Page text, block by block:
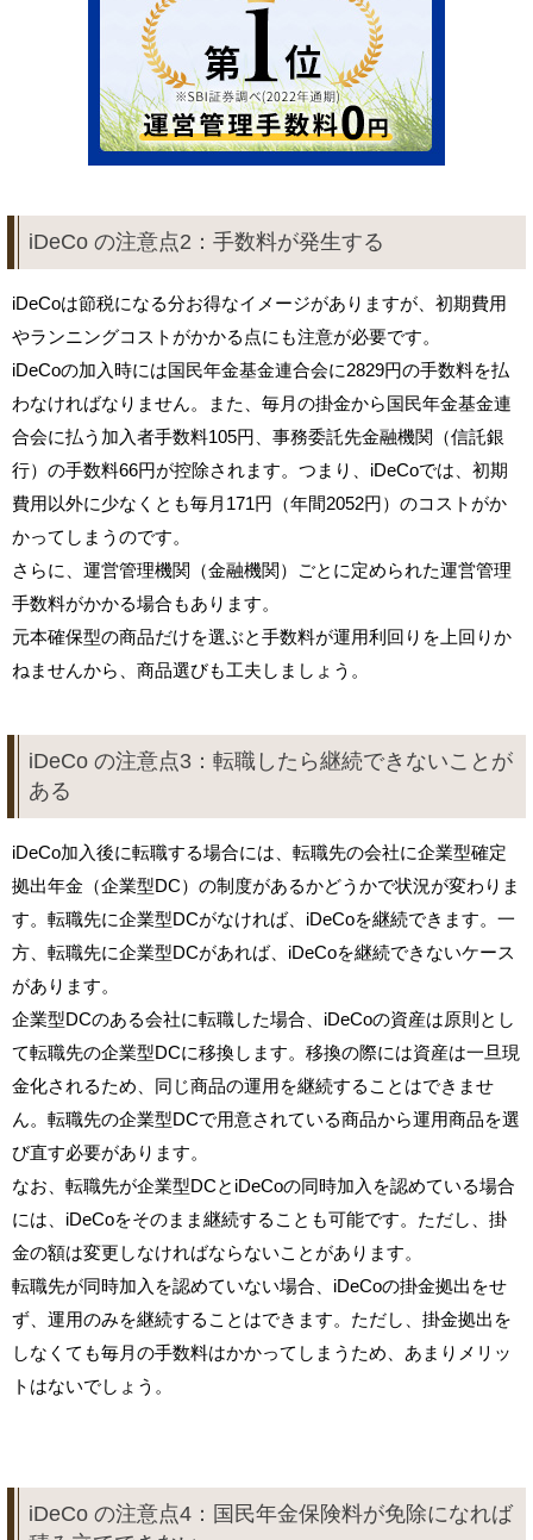
iDeCo の注意点2：手数料が発生する
iDeCoは節税になる分お得なイメージがありますが、初期費用
やランニングコストがかかる点にも注意が必要です。
iDeCoの加入時には国民年金基金連合会に2829円の手数料を払
わなければなりません。また、毎月の掛金から国民年金基金連
合会に払う加入者手数料105円、事務委託先金融機関（信託銀
行）の手数料66円が控除されます。つまり、iDeCoでは、初期
費用以外に少なくとも毎月171円（年間2052円）のコストがか
かってしまうのです。
さらに、運営管理機関（金融機関）ごとに定められた運営管理
手数料がかかる場合もあります。
元本確保型の商品だけを選ぶと手数料が運用利回りを上回りか
ねませんから、商品選びも工夫しましょう。
iDeCo の注意点3：転職したら継続できないことが
ある
iDeCo加入後に転職する場合には、転職先の会社に企業型確定
拠出年金（企業型DC）の制度があるかどうかで状況が変わりま
す。転職先に企業型DCがなければ、iDeCoを継続できます。一
方、転職先に企業型DCがあれば、iDeCoを継続できないケース
があります。
企業型DCのある会社に転職した場合、iDeCoの資産は原則とし
て転職先の企業型DCに移換します。移換の際には資産は一旦現
金化されるため、同じ商品の運用を継続することはできませ
ん。転職先の企業型DCで用意されている商品から運用商品を選
び直す必要があります。
なお、転職先が企業型DCとiDeCoの同時加入を認めている場合
には、iDeCoをそのまま継続することも可能です。ただし、掛
金の額は変更しなければならないことがあります。
転職先が同時加入を認めていない場合、iDeCoの掛金拠出をせ
ず、運用のみを継続することはできます。ただし、掛金拠出を
しなくても毎月の手数料はかかってしまうため、あまりメリッ
トはないでしょう。
iDeCo の注意点4：国民年金保険料が免除になれば